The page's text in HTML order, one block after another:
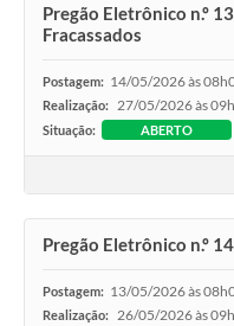
Pregão Eletrônico n.º
Fracassados
Postagem: 14/05/2026 às
Realização: 27/05/2026 às
Situação: ABERTO
Pregão Eletrônico n.º
Postagem: 13/05/2026 às
Realização: 26/05/2026 às